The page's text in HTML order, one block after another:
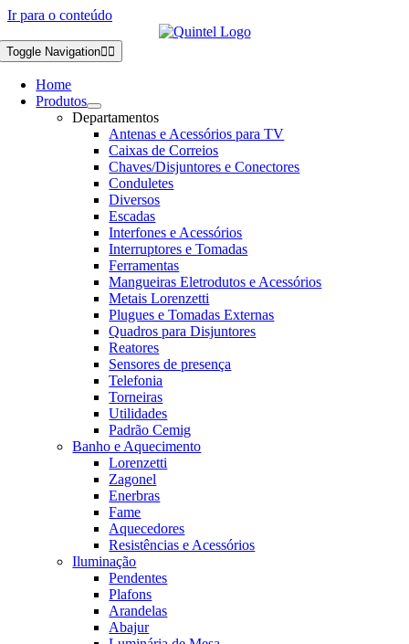
Ir para o conteúdo
Toggle Navigation
Home
Produtos
Departamentos
Antenas e Acessórios para TV
Caixas de Correios
Chaves/Disjuntores e Conectores
Conduletes
Diversos
Escadas
Interfones e Acessórios
Interruptores e Tomadas
Ferramentas
Mangueiras Eletrodutos e Acessórios
Metais Lorenzetti
Plugues e Tomadas Externas
Quadros para Disjuntores
Reatores
Sensores de presença
Telefonia
Torneiras
Utilidades
Padrão Cemig
Banho e Aquecimento
Lorenzetti
Zagonel
Enerbras
Fame
Aquecedores
Resistências e Acessórios
Iluminação
Pendentes
Plafons
Arandelas
Abajur